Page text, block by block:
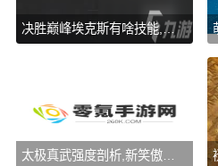
决胜巅峰埃克斯有啥技能,盘点游戏技能介绍
太极真武强度剖析,新笑傲江湖武当选流指南, 游戏流派选择攻略